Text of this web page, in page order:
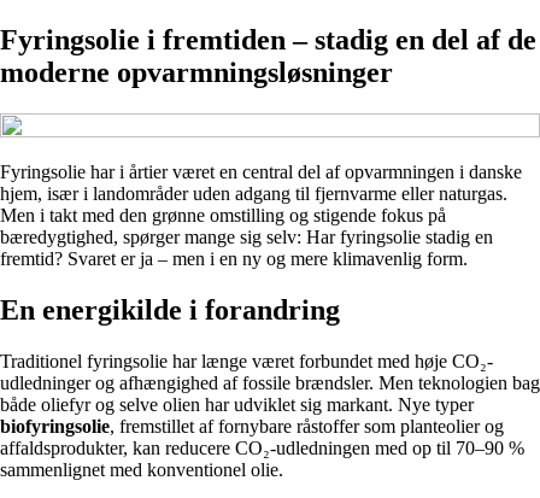
Fyringsolie i fremtiden – stadig en del af de
moderne opvarmningsløsninger
Fyringsolie har i årtier været en central del af opvarmningen i danske
hjem, især i landområder uden adgang til fjernvarme eller naturgas.
Men i takt med den grønne omstilling og stigende fokus på
bæredygtighed, spørger mange sig selv: Har fyringsolie stadig en
fremtid? Svaret er ja – men i en ny og mere klimavenlig form.
En energikilde i forandring
Traditionel fyringsolie har længe været forbundet med høje CO₂-
udledninger og afhængighed af fossile brændsler. Men teknologien bag
både oliefyr og selve olien har udviklet sig markant. Nye typer
biofyringsolie, fremstillet af fornybare råstoffer som planteolier og
affaldsprodukter, kan reducere CO₂-udledningen med op til 70–90 %
sammenlignet med konventionel olie.